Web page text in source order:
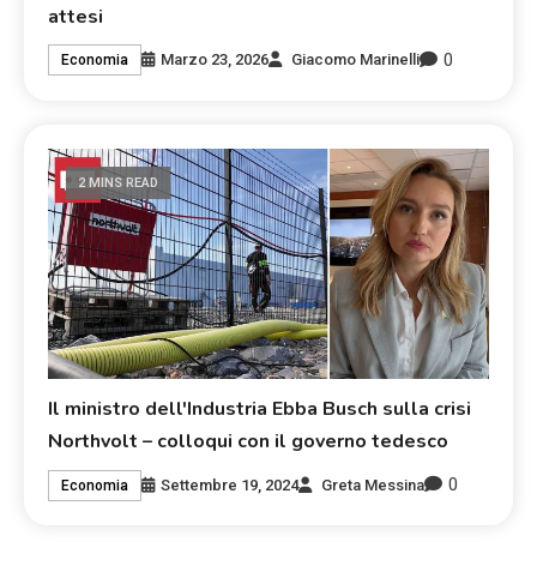
attesi
Economia Marzo 23, 2026 Giacomo Marinelli 0
2 MINS READ
Il ministro dell'Industria Ebba Busch sulla crisi
Northvolt – colloqui con il governo tedesco
Economia Settembre 19, 2024 Greta Messina 0